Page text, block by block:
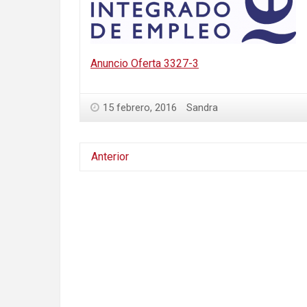
Anuncio Oferta 3327-3
15 febrero, 2016 Sandra
Anterior